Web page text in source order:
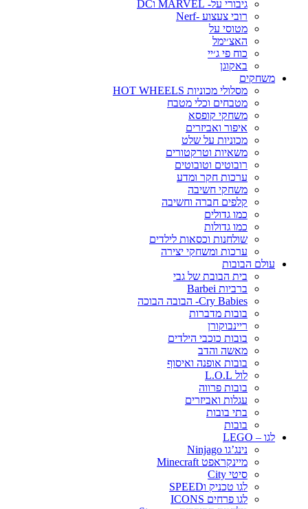
גיבורי על- MARVEL וDC
רובי צעצוע -Nerf
מטוסי על
האצ׳ימל
כוח פי ג׳יי
באקוגן
משחקים
מסלולי מכוניות HOT WHEELS
מטבחים וכלי מטבח
משחקי קופסא
איפור ואביזרים
מכוניות על שלט
משאיות וטרקטורים
רובוטים וטובוטים
ערכות חקר ומדע
משחקי חשיבה
קלפים חברה וחשיבה
כמו גדולים
כמו גדולות
שולחנות וכסאות לילדים
ערכות ומשחקי יצירה
עולם הבובות
בית הבובת של גבי
ברביות Barbei
Cry Babies- הבובה הבוכה
בובות מדברות
ריינבוקורן
בובות כוכבי הילדים
מאשה והדב
בובות אופנה ואיסוף
לול L.O.L
בובות פרווה
עגלות ואביזרים
בתי בובות
בובות
לגו – LEGO
נינג’גו Ninjago
מיינקראפט Minecraft
סיטי City
לגו טכניק וSPEED
לגו פרחים ICONS